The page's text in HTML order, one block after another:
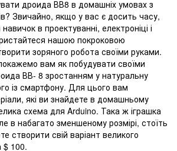
дроида ВВ8 в домашніх умовах з
Звичайно, якщо у вас є досить часу,
в проектуванні, електроніці і
нашою покроковою
зоряного робота своїми руками.
покажемо вам як побудувати своїми
ВВ- 8 зростанням у натуральну
із смартфону. Для цього вам
які ви знайдете в домашньому
схема для Arduino. Така ж іграшка
в набагато зменшеному розмірі, стоїть
створити свій варіант великого
$ 100.